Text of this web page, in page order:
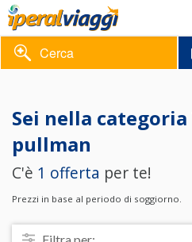
Volantino
Area
riservata
Informazioni
Contatti
Cerca
Sei nella categoria
pullman
C'è 1 offerta per te!
Prezzi in base al periodo di soggiorno.